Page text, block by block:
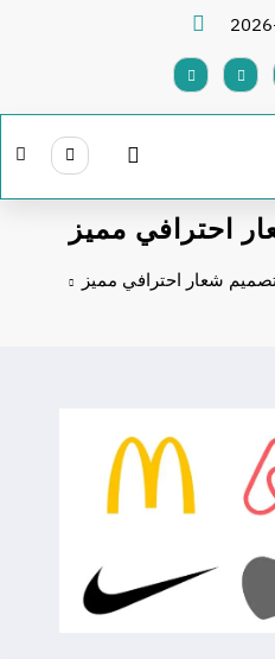
احترافي مميز
شعار احترافي مميز